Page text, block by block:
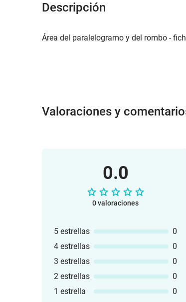
Descripción
Área del paralelogramo y del rombo -
Valoraciones y
0.0
0 valoraciones
5 estrellas
0
4 estrellas
0
3 estrellas
0
2 estrellas
0
1 estrella
0